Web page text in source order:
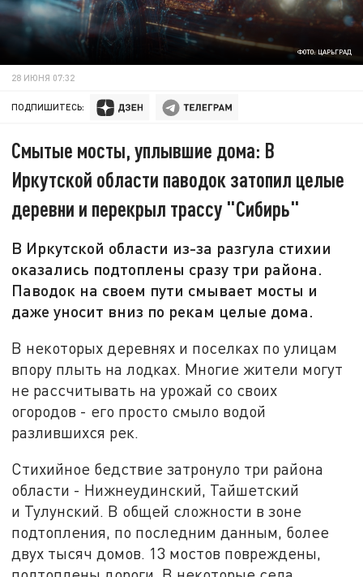
ФОТО: ЦАРЬГРАД
28 ИЮНЯ 07:32
ПОДПИШИТЕСЬ:
Смытые мосты, уплывшие дома: В
Иркутской области паводок затопил целые
деревни и перекрыл трассу "Сибирь"
В Иркутской области из-за разгула стихии
оказались подтоплены сразу три района.
Паводок на своем пути смывает мосты и
даже уносит вниз по рекам целые дома.
В некоторых деревнях и поселках по улицам
впору плыть на лодках. Многие жители могут
не рассчитывать на урожай со своих
огородов - его просто смыло водой
разлившихся рек.
Стихийное бедствие затронуло три района
области - Нижнеудинский, Тайшетский
и Тулунский. В общей сложности в зоне
подтопления, по последним данным, более
двух тысяч домов. 13 мостов повреждены,